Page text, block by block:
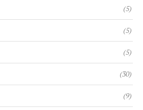
(5)
(5)
(5)
(30)
(9)